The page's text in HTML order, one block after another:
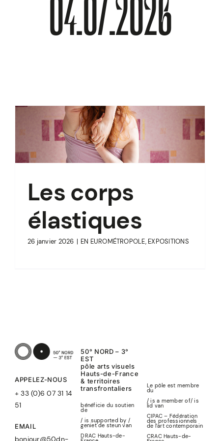
À PROPOS
04.07.2026
Les corps
élastiques
26 janvier 2026 | EN EUROMÉTROPOLE, EXPOSITIONS
APPELEZ-NOUS
+ 33 (0)6 07 31 14
51
EMAIL
bonjour@50dn-
50° NORD – 3°
EST
pôle arts visuels
Hauts-de-France
& territoires
transfrontaliers
bénéficie du soutien
de
/ is supported by /
geniet de steun van
DRAC Hauts-de-
Le pôle est membre
du
/ is a member of/is
lid van
CIPAC – Fédération
des professionnels
de l’art contemporain
CRAC Hauts-de-